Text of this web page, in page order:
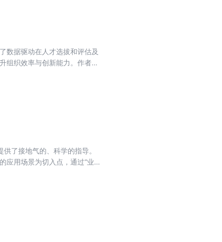
数据驱动在人才选拔和评估及
组织效率与创新能力。作者还
了接地气的、科学的指导。
应用场景为切入点，通过“业务
据分析的方法论，然后通过
编排上先提出案例应用背景
） 讲解了当下热门的“用户画
电商场景下的用户标签体系，